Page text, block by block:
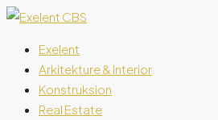
Exelent
Arkitekture & Interior
Konstruksion
Real Estate